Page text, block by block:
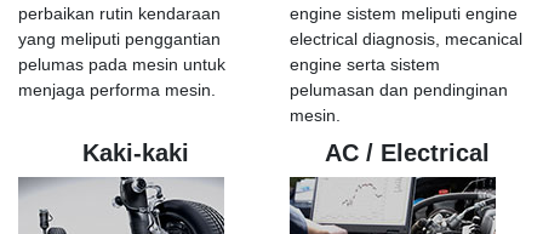
perbaikan rutin kendaraan
yang meliputi penggantian
pelumas pada mesin untuk
menjaga performa mesin.
engine sistem meliputi engine
electrical diagnosis, mecanical
engine serta sistem
pelumasan dan pendinginan
mesin.
Kaki-kaki AC / Electrical